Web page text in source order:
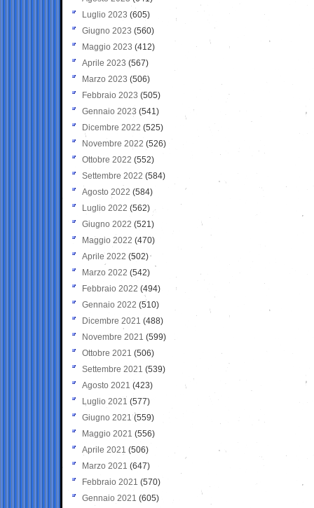
Luglio 2023 (605)
Giugno 2023 (560)
Maggio 2023 (412)
Aprile 2023 (567)
Marzo 2023 (506)
Febbraio 2023 (505)
Gennaio 2023 (541)
Dicembre 2022 (525)
Novembre 2022 (526)
Ottobre 2022 (552)
Settembre 2022 (584)
Agosto 2022 (584)
Luglio 2022 (562)
Giugno 2022 (521)
Maggio 2022 (470)
Aprile 2022 (502)
Marzo 2022 (542)
Febbraio 2022 (494)
Gennaio 2022 (510)
Dicembre 2021 (488)
Novembre 2021 (599)
Ottobre 2021 (506)
Settembre 2021 (539)
Agosto 2021 (423)
Luglio 2021 (577)
Giugno 2021(559)
Maggio 2021 (556)
Aprile 2021 (506)
Marzo 2021 (647)
Febbraio 2021 (570)
Gennaio 2021 (605)